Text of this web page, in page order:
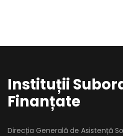
Instituții
Finanțate
Direcția Generală de Asistență